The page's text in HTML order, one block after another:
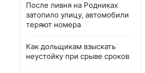
После ливня на Родниках
затопило улицу, автомобили
теряют номера
Как дольщикам взыскать
неустойку при срыве сроков